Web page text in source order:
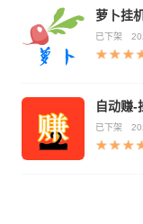
萝卜挂
已下架
自动赚-
已下架